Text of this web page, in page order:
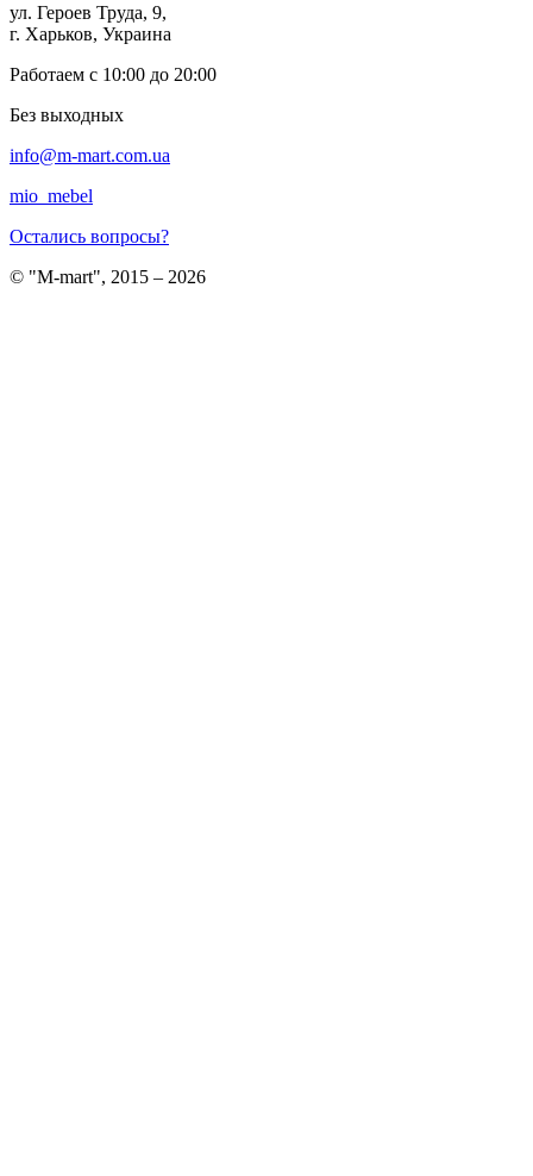
ул. Героев Труда, 9,
г. Харьков, Украина
Работаем с 10:00 до 20:00
Без выходных
info@m-mart.com.ua
mio_mebel
Остались вопросы?
© "M-mart", 2015 – 2026